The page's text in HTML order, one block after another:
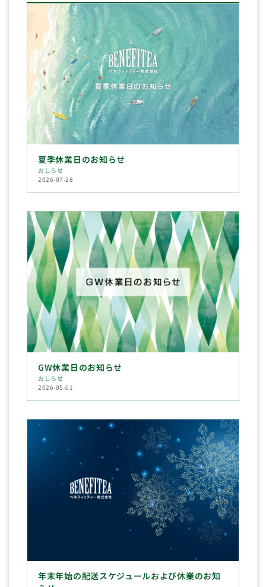
夏季休業日のお知らせ
おしらせ
2026-07-28
GW休業日のお知らせ
おしらせ
2026-05-01
年末年始の配送スケジュールおよび休業のお知